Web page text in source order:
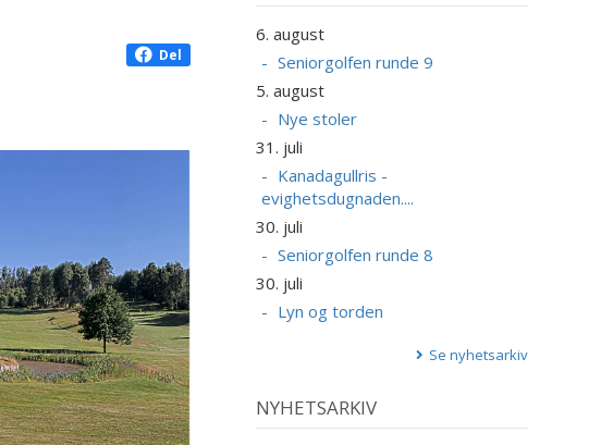
Del
6. august
Seniorgolfen runde 9
5. august
Nye stoler
31. juli
Kanadagullris -
evighetsdugnaden....
30. juli
Seniorgolfen runde 8
30. juli
Lyn og torden
Se nyhetsarkiv
NYHETSARKIV